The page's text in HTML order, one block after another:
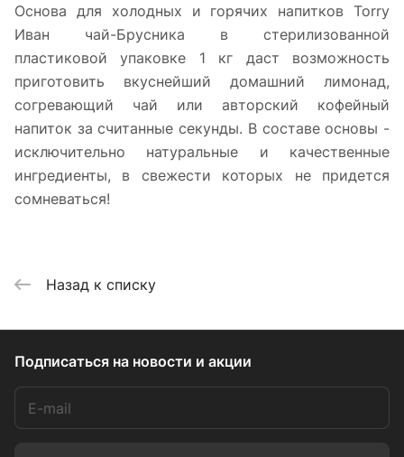
Основа для холодных и горячих напитков Torry
Иван чай-Брусника в стерилизованной
пластиковой упаковке 1 кг даст возможность
приготовить вкуснейший домашний лимонад,
согревающий чай или авторский кофейный
напиток за считанные секунды. В составе основы -
исключительно натуральные и качественные
ингредиенты, в свежести которых не придется
сомневаться!
Назад к списку
Подписаться на новости и акции